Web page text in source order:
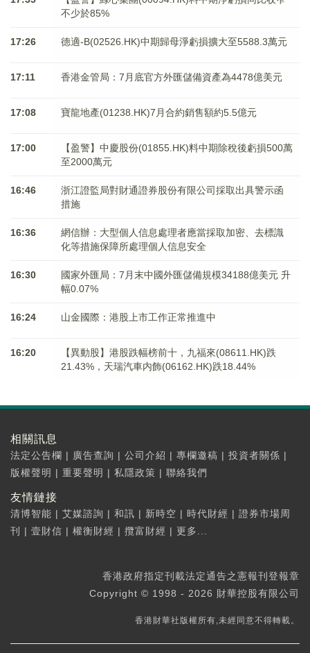
不少於85%
17:26 德適-B(02526.HK)中期歸母淨虧損擴大至5588.3萬元
17:11 香港金管局：7月底官方外匯儲備資產為4478億美元
17:08 寶龍地產(01238.HK)7月合約銷售額約5.5億元
17:00
【盈警】中慶股份(01855.HK)料中期除稅後虧損500萬
至2000萬元
16:46
浙江證監局對財通證券股份有限公司採取出具警示函
措施
16:36
網信辦：大型個人信息處理者應當採取加密、去標識
化等措施保障所處理個人信息安全
16:30
國家外匯局：7月末中國外匯儲備規模34188億美元 升
幅0.07%
16:24 山金國際：港股上市工作正常推進中
16:20
【異動股】港股跌幅榜前十，九福來(08611.HK)跌
21.43%，天瑞汽車内飾(06162.HK)跌18.44%
相關訊息
法定公告欄 | 廣告查詢 | 公司介紹 | 專欄邀稿 | 投資者關係 |
版權聲明 | 重要聲明 | 私隱政策 | 聯絡我們
友情鏈接
清博智能 | 艾媒諮詢 | 和訊 | 新時空 | 時代財經 | 證券市場周
刊
| 壹財信 | 權衡財經 | 攬富財經 | 更多...
香港政府指定刊載法定通告之憲報刊登報章
Copyright © 1998 - 2026 財華控股有限公司
香港財華社版權所有,未經同意不得轉載。